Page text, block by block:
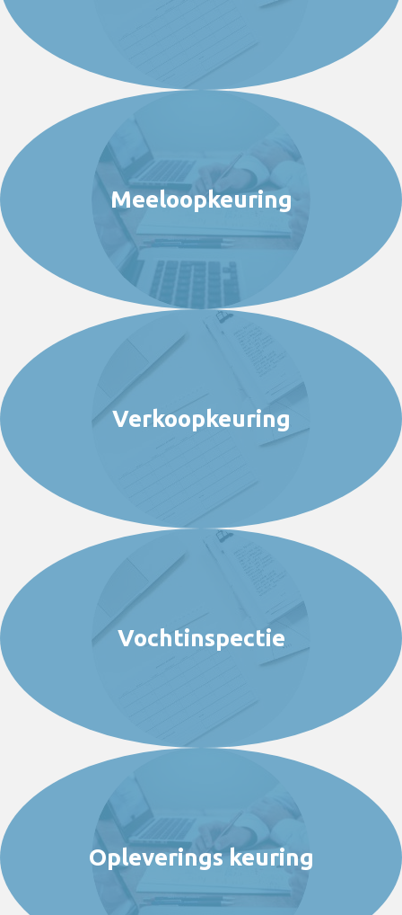
Meeloopkeuring
Verkoopkeuring
Vochtinspectie
Opleverings keuring